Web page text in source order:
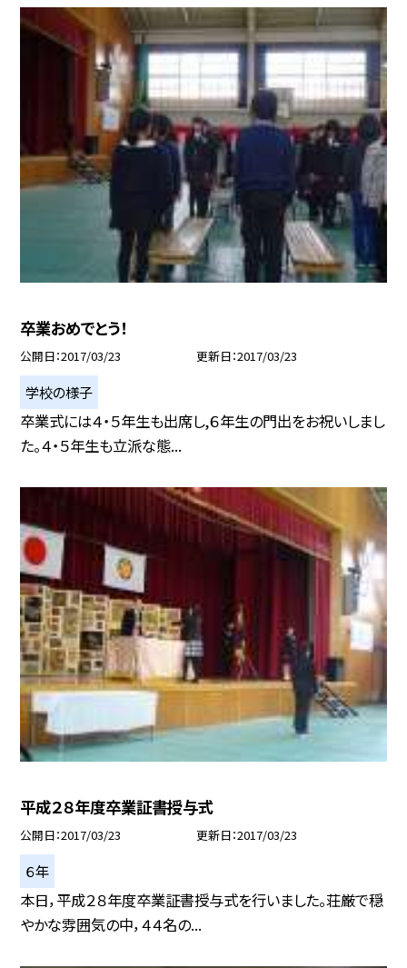
卒業おめでとう！
公開日 2017/03/23 更新日 2017/03/23
学校の様子
卒業式には４・５年生も出席し,６年生の門出をお祝いしまし
た。４・５年生も立派な態...
平成２８年度卒業証書授与式
公開日 2017/03/23 更新日 2017/03/23
６年
本日，平成２８年度卒業証書授与式を行いました。荘厳で穏
やかな雰囲気の中，４４名の...